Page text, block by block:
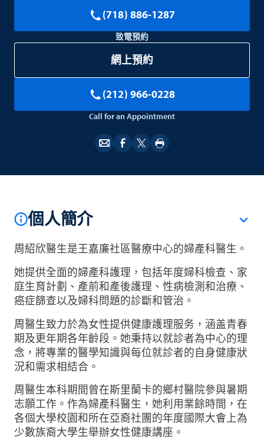
(718) 886-1287
致電預約
網上預約
(212) 966-0228
Call for an Appointment
個人簡介
周紹欣醫生是王嘉廉社區醫療中心的婦產科醫生。
她提供全面的婦產科護理，包括年度婦科檢查、家
庭生育計劃、產前和產後護理、性病檢測和治療、
癌症篩查以及婦科問題的診斷和管治。
周醫生致力於為女性提供健康護理服务，涵盖青春
期及更年期各年齡段。她秉持以就診者為中心的理
念，將專業的醫學知識與每位就診者的自身健康狀
況和需求相結合。
周醫生本科期間曾在斯里蘭卡的鄉村醫院參與暑期
志願工作。作為婦產科醫生，她利用業餘時間，在
各個大學校園和所在亞裔社團的年度國際大會上為
少數族裔大學生舉辦女性健康講座。